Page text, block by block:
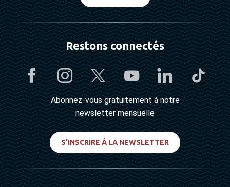
Restons connectés
Abonnez-vous gratuitement à notre
newsletter mensuelle
S'INSCRIRE À LA NEWSLETTER